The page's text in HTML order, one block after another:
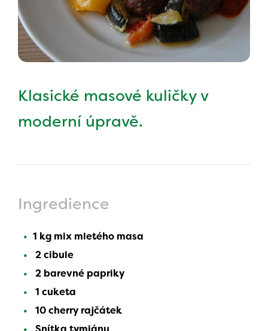
Klasické masové kuličky v
moderní úpravě.
Ingredience
1 kg mix mletého masa
2 cibule
2 barevné papriky
1 cuketa
10 cherry rajčátek